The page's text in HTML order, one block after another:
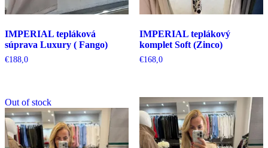
IMPERIAL tepláková
súprava Luxury ( Fango)
€188,0
IMPERIAL teplákový
komplet Soft (Zinco)
€168,0
Out of stock